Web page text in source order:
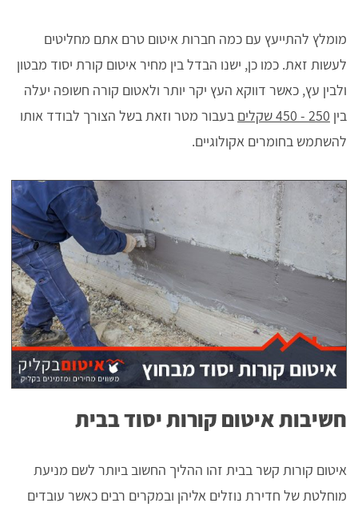
מומלץ להתייעץ עם כמה חברות איטום טרם אתם מחליטים
לעשות זאת. כמו כן, ישנו הבדל בין מחיר איטום קורת יסוד מבטון
ולבין עץ, כאשר דווקא העץ יקר יותר ולאטום קורה חשופה יעלה
בין 250 - 450 שקלים
בעבור מטר וזאת בשל הצורך לבודד אותו
להשתמש בחומרים אקולוגיים.
חשיבות איטום קורות יסוד בבית
איטום קורות קשר בבית זהו ההליך החשוב ביותר לשם מניעת
מוחלטת של חדירת נוזלים אליהן ובמקרים רבים כאשר עובדים